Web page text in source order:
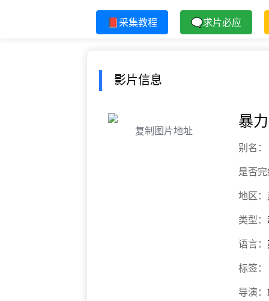
📕采集教程 🗨求片必应
影片信息
复制图片地址
暴
别名：
是否
地区：
类型：
语言：
标签：
导演：